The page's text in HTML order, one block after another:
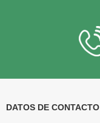
DATOS DE CONTACTO